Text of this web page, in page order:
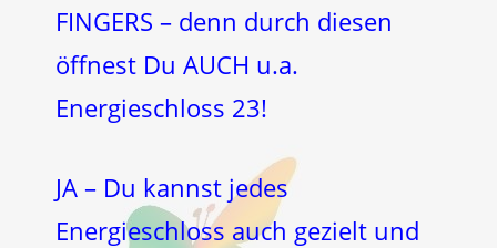
FINGERS – denn durch diesen
öffnest Du AUCH u.a.
Energieschloss 23!
JA – Du kannst jedes
Energieschloss auch gezielt und